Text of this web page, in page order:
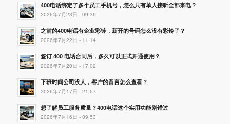
400电话绑定了多个员工手机号，怎么只有单人接听全部来电？
2026年7月23日 - 09:36
之前的400电话有企业彩铃，新开的号码怎么没有彩铃了？
2026年7月22日 - 11:14
签订 400 电话合同后，多久可以正式开通使用？
2026年7月20日 - 17:02
下班时间公司没人，客户的留言怎么查看？
2026年7月17日 - 21:57
想了解员工服务质量？400电话这个实用功能别错过
2026年7月16日 - 09:53